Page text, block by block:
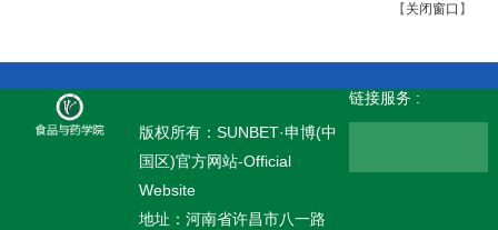
【 关闭窗口 】
版权所有：SUNBET·申博(中
国区)官方网站-Official
Website
地址：河南省许昌市八一路
链接服务 :